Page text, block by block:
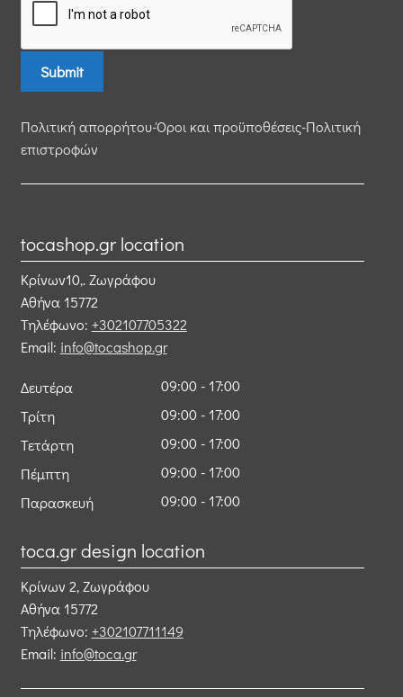
Πολιτική απορρήτου-Όροι και προϋποθέσεις-Πολιτική
επιστροφών
tocashop.gr location
Κρίνων10,. Ζωγράφου
Αθήνα 15772
Τηλέφωνο: +302107705322
Email: info@tocashop.gr
Δευτέρα
09:00 - 17:00
Τρίτη
09:00 - 17:00
Τετάρτη
09:00 - 17:00
Πέμπτη
09:00 - 17:00
Παρασκευή
09:00 - 17:00
toca.gr design location
Κρίνων 2, Ζωγράφου
Αθήνα 15772
Τηλέφωνο: +302107711149
Email: info@toca.gr